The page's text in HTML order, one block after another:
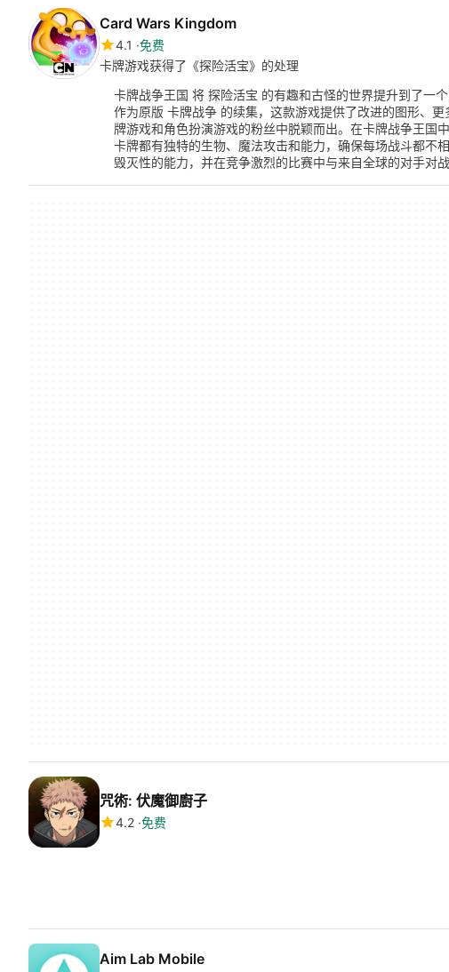
Card Wars Kingdom
4.1 免费
卡牌游戏获得了《探险活宝》的处理
卡牌战争王国 将 探险活宝 的有趣和古怪的世界提升到了一
作为原版 卡牌战争 的续集，这款游戏提供了改进的图形、
牌游戏和角色扮演游戏的粉丝中脱颖而出。在卡牌战争王国
卡牌都有独特的生物、魔法攻击和能力，确保每场战斗都不
毁灭性的能力，并在竞争激烈的比赛中与来自全球的对手对战
咒術: 伏魔御廚子
4.2 免费
Aim Lab Mobile